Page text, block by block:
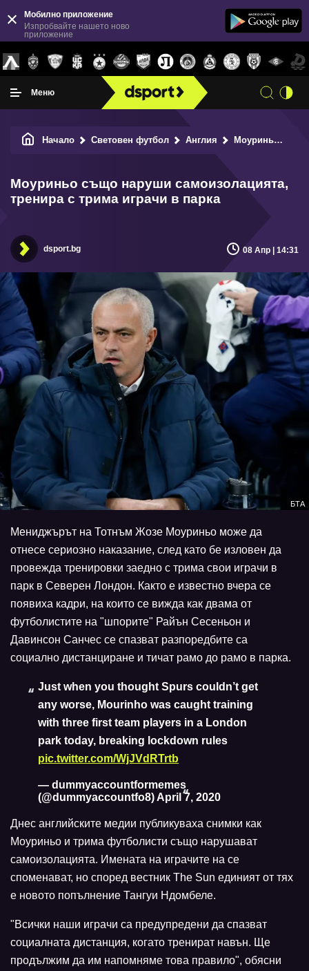
Мобилно приложение
Изпробвайте нашето ново
приложение
Меню
Начало Световен футбол Англия Моуриньо също наруши самоизолацията, тренира с трима играчи в парка
Моуриньо също наруши самоизолацията,
тренира с трима играчи в парка
dsport.bg 08 Апр | 14:31
БТА
Мениджърът на Тотнъм Жозе Моуриньо може да
отнесе сериозно наказание, след като бе изловен да
провежда тренировки заедно с трима свои играчи в
парк в Северен Лондон. Както е известно вчера се
появиха кадри, на които се вижда как двама от
футболистите на "шпорите" Райън Сесеньон и
Давинсон Санчес се спазват разпоредбите са
социално дистанциране и тичат рамо до рамо в парка.
Just when you thought Spurs couldn’t get
any worse, Mourinho was caught training
with three first team players in a London
park today, breaking lockdown rules
pic.twitter.com/WjJVdRTrtb
— dummyaccountformemes
(@dummyaccountfo8) April 7, 2020
Днес английските медии публикуваха снимки как
Моуриньо и трима футболисти също нарушават
самоизолацията. Имената на играчите на се
споменават, но според вестник The Sun единият от тях
е новото попълнение Тангуи Ндомбеле.
"Всички наши играчи са предупредени да спазват
социалната дистанция, когато тренират навън. Ще
продължим да им напомняме това правило", обясни